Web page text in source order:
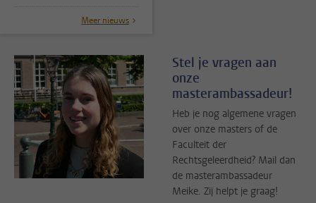
Meer nieuws
Stel je vragen aan
onze
masterambassadeur!
Heb je nog algemene vragen
over onze masters of de
Faculteit der
Rechtsgeleerdheid? Mail dan
de masterambassadeur
Meike. Zij helpt je graag!